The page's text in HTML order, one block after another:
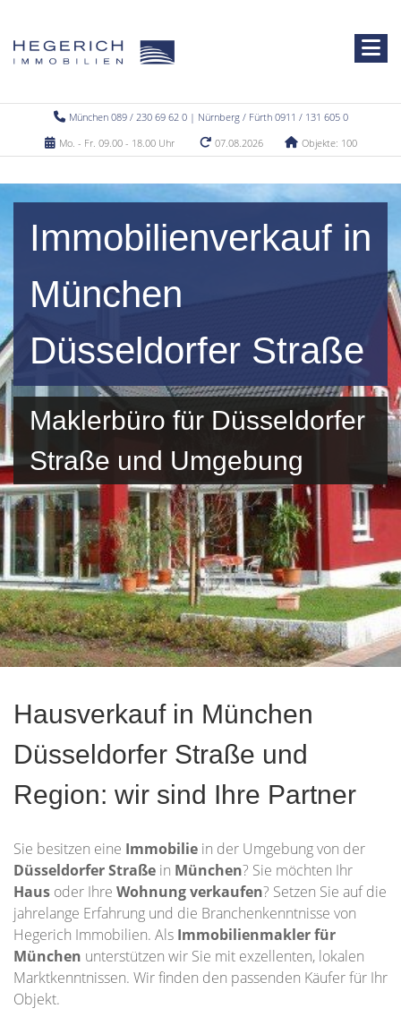
München 089 / 230 69 62 0 | Nürnberg / Fürth 0911 / 131 605 0
Mo. - Fr. 09.00 - 18.00 Uhr
07.08.2026 Objekte: 100
Immobilienverkauf in
München
Düsseldorfer Straße
Maklerbüro für Düsseldorfer
Straße und Umgebung
Hausverkauf in München
Düsseldorfer Straße und
Region: wir sind Ihre Partner
Sie besitzen eine Immobilie in der Umgebung von der
Düsseldorfer Straße in München? Sie möchten Ihr
Haus oder Ihre Wohnungverkaufen? Setzen Sie auf die
jahrelange Erfahrung und die Branchenkenntnisse von
Hegerich Immobilien. Als Immobilienmakler für
München unterstützen wir Sie mit exzellenten, lokalen
Marktkenntnissen. Wir finden den passenden Käufer für Ihr
Objekt.